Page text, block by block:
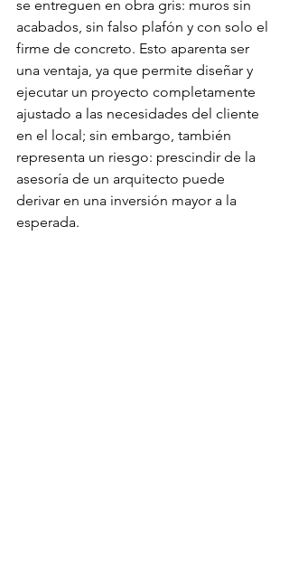
se entreguen en obra gris: muros sin
acabados, sin falso plafón y con solo el
firme de concreto. Esto aparenta ser
una ventaja, ya que permite diseñar y
ejecutar un proyecto completamente
ajustado a las necesidades del cliente
en el local; sin embargo, también
representa un riesgo: prescindir de la
asesoría de un arquitecto puede
derivar en una inversión mayor a la
esperada.